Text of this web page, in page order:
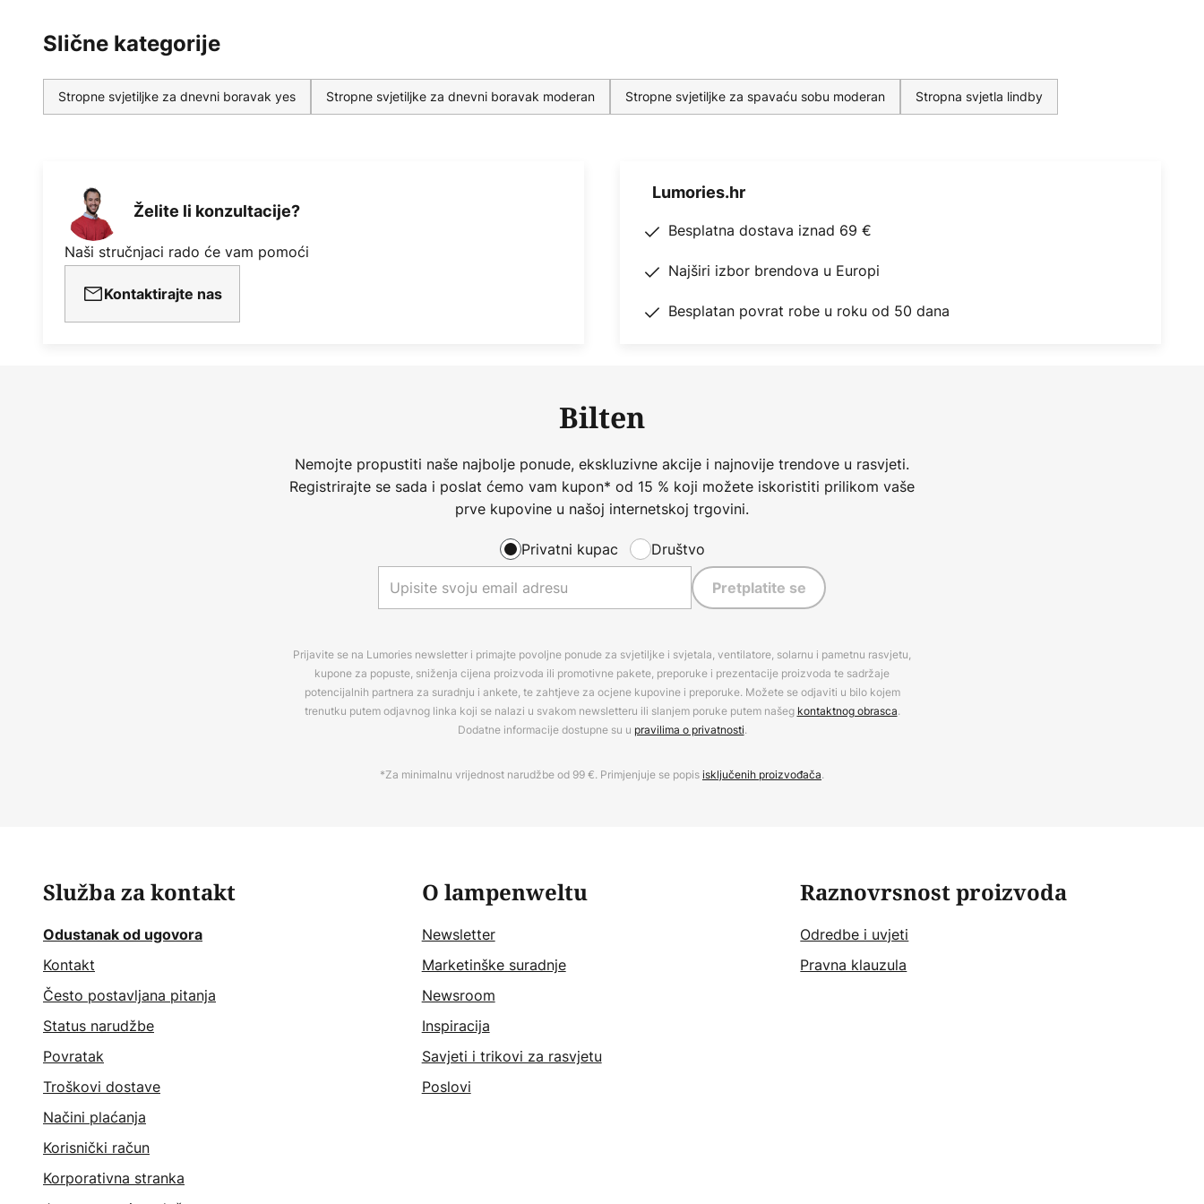
Slične kategorije
Stropne svjetiljke za dnevni boravak yes Stropne svjetiljke za dnevni boravak moderan Stropne svjetiljke za spavaću sobu moderan Stropna svjetla lindby
Želite li konzultacije?
Naši stručnjaci rado će vam pomoći
Kontaktirajte nas
Lumories.hr
Besplatna dostava iznad 69 €
Najširi izbor brendova u Europi
Besplatan povrat robe u roku od 50 dana
Bilten
Nemojte propustiti naše najbolje ponude, ekskluzivne akcije i najnovije trendove u rasvjeti.
Registrirajte se sada i poslat ćemo vam kupon* od 15 % koji možete iskoristiti prilikom vaše
prve kupovine u našoj internetskoj trgovini.
Privatni kupac Društvo
Pretplatite se
Prijavite se na Lumories newsletter i primajte povoljne ponude za svjetiljke i svjetala, ventilatore, solarnu i pametnu rasvjetu,
kupone za popuste, sniženja cijena proizvoda ili promotivne pakete, preporuke i prezentacije proizvoda te sadržaje
potencijalnih partnera za suradnju i ankete, te zahtjeve za ocjene kupovine i preporuke. Možete se odjaviti u bilo kojem
trenutku putem odjavnog linka koji se nalazi u svakom newsletteru ili slanjem poruke putem našeg kontaktnog obrasca.
Dodatne informacije dostupne su u pravilima o privatnosti.
*Za minimalnu vrijednost narudžbe od 99 €. Primjenjuje se popisisključenih proizvođača.
Služba za kontakt
Odustanak od ugovora
Kontakt
Često postavljana pitanja
Status narudžbe
Povratak
Troškovi dostave
Načini plaćanja
Korisnički račun
Korporativna stranka
O lampenweltu
Newsletter
Marketinške suradnje
Newsroom
Inspiracija
Savjeti i trikovi za rasvjetu
Poslovi
Raznovrsnost proizvoda
Odredbe i uvjeti
Pravna klauzula